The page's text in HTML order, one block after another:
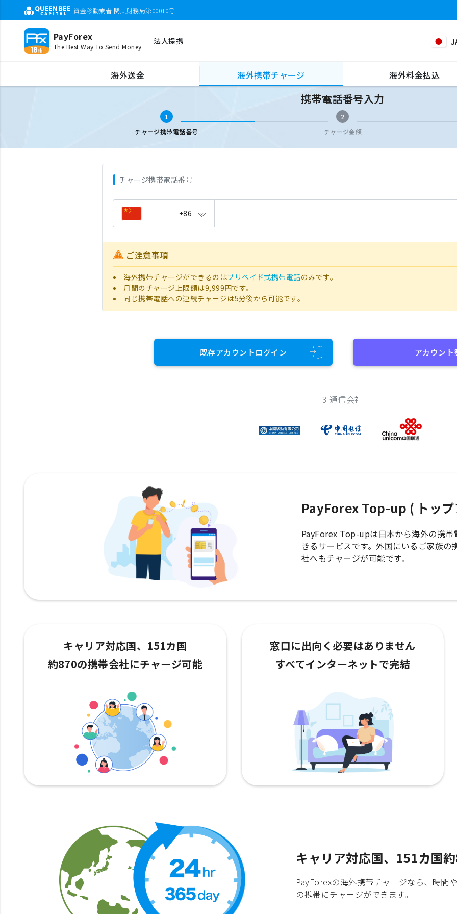
資金移動業者 関東財務局第00010号
PayForex
The Best Way To Send Money
法人提携
海外送金 海外携帯チャージ 海外料金払込
携帯電話番号入力
携帯電話番号入力
1
チャージ携帯電話番号
2
チャージ金額
チャージ携帯電話番号
+86
ご注意事項
海外携帯チャージができるのはプリペイド式携帯電話のみです。
月間のチャージ上限額は9,999円です。
同じ携帯電話への連続チャージは5分後から可能です。
既存アカウントログイン アカウント
3 通信会社
PayForex Top-up ( トッ
PayForex Top-upは日本から海外の携
きるサービスです。外国にいるご家族
社へもチャージが可能です。
キャリア対応国、151カ国
約870の携帯会社にチャージ可能
窓口に出向く必要はありません
すべてインターネットで完結
キャリア対応国、151カ国
PayForexの海外携帯チャージなら、時間
の携帯にチャージができます。